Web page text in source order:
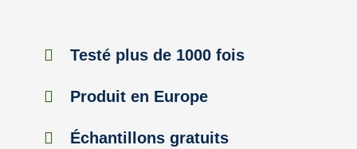
Testé plus de 1000 fois
Produit en Europe
Échantillons gratuits